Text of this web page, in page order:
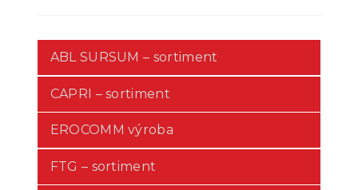
ABL SURSUM – sortiment
CAPRI – sortiment
EROCOMM výroba
FTG – sortiment